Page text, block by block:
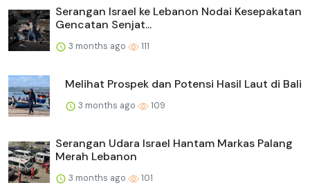
Serangan Israel ke Lebanon Nodai Kesepakatan
Gencatan Senjat...
3 months ago 111
Melihat Prospek dan Potensi Hasil Laut di Bali
3 months ago 109
Serangan Udara Israel Hantam Markas Palang
Merah Lebanon
3 months ago 101